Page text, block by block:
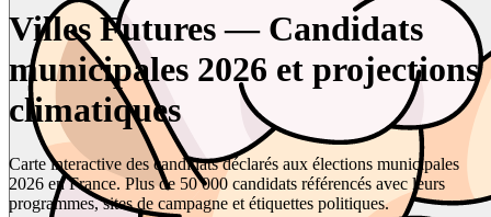
Villes Futures — Candidats
municipales 2026 et projections
climatiques
Carte interactive des candidats déclarés aux élections municipales
2026 en France. Plus de 50 000 candidats référencés avec leurs
programmes, sites de campagne et étiquettes politiques.